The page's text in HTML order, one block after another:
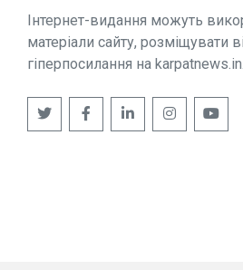
Інтернет-видання можуть
матеріали сайту, розміщувати
гіперпосилання на